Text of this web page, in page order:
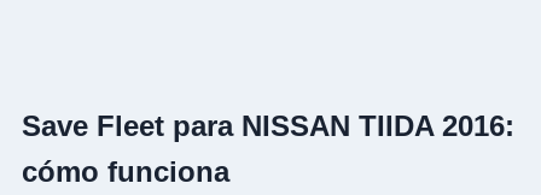
Save Fleet para NISSAN TIIDA 2016:
cómo funciona